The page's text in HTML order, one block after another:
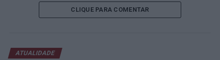
melhor classificação, alcançada em 2019.
melhores desempenhos de marca no país. Apesar de
CLIQUE PARA COMENTAR
ATUALIDADE